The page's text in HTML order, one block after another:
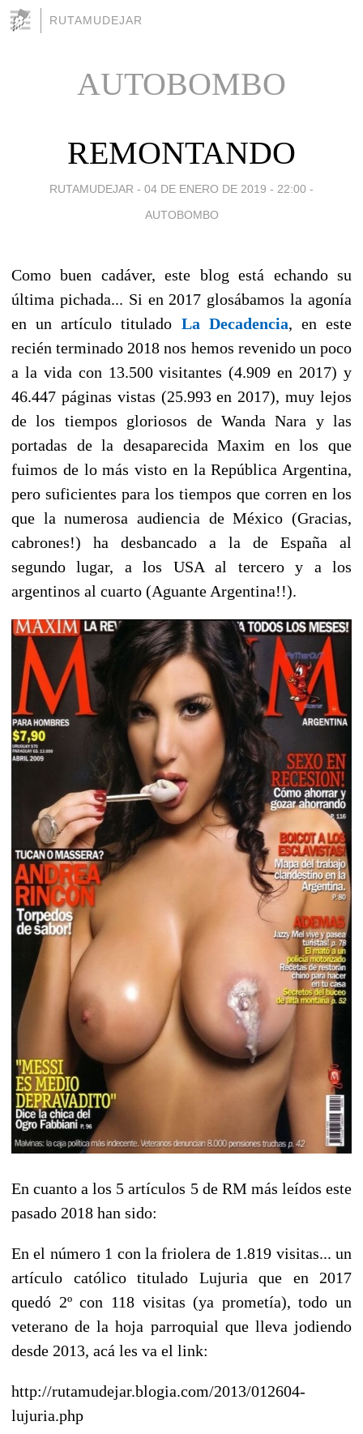
RUTAMUDEJAR
AUTOBOMBO
REMONTANDO
RUTAMUDEJAR - 04 DE ENERO DE 2019 - 22:00 -
AUTOBOMBO
Como buen cadáver, este blog está echando su
última pichada... Si en 2017 glosábamos la agonía
en un artículo titulado La Decadencia, en este
recién terminado 2018 nos hemos revenido un poco
a la vida con 13.500 visitantes (4.909 en 2017) y
46.447 páginas vistas (25.993 en 2017), muy lejos
de los tiempos gloriosos de Wanda Nara y las
portadas de la desaparecida Maxim en los que
fuimos de lo más visto en la República Argentina,
pero suficientes para los tiempos que corren en los
que la numerosa audiencia de México (Gracias,
cabrones!) ha desbancado a la de España al
segundo lugar, a los USA al tercero y a los
argentinos al cuarto (Aguante Argentina!!).
En cuanto a los 5 artículos 5 de RM más leídos este
pasado 2018 han sido:
En el número 1 con la friolera de 1.819 visitas... un
artículo católico titulado Lujuria que en 2017
quedó 2º con 118 visitas (ya prometía), todo un
veterano de la hoja parroquial que lleva jodiendo
desde 2013, acá les va el link:
http://rutamudejar.blogia.com/2013/012604-
lujuria.php